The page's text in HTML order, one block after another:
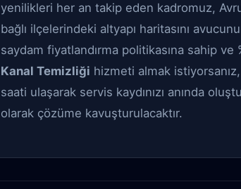
yenilikleri her an takip eden kadromuz,
bağlı ilçelerindeki altyapı haritasını
saydam fiyatlandırma politikasına sahip
Kanal Temizliği hizmeti almak
saati ulaşarak servis kaydınızı anında
olarak çözüme kavuşturulacaktır.